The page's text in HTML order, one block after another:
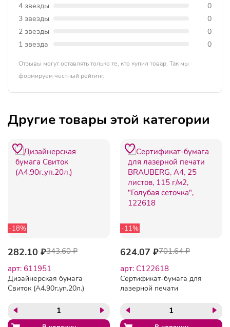
4 звезды
0
3 звезды
0
2 звезды
0
1 звезда
0
Отзывы могут оставлять только те, кто купил товар. Так мы
формируем честный рейтинг.
Другие товары этой категории
-18%
282.10 ₽343.60 ₽
арт: 611951
Дизайнерская бумага
Свиток (А4,90г.,уп.20л.)
-11%
624.07 ₽701.64 ₽
арт: C122618
Сертификат-бумага для
лазерной печати
115 г/м2, "Голубая
сеточка", 122618